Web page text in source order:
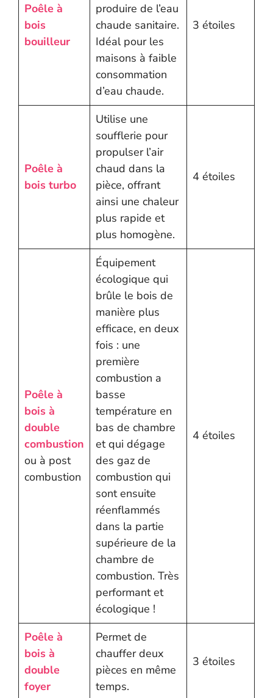
Poêle à
bois
bouilleur
produire de l’eau
chaude sanitaire.
Idéal pour les
maisons à faible
consommation
d’eau chaude.
3 étoiles
Poêle à
bois turbo
Utilise une
soufflerie pour
propulser l’air
chaud dans la
pièce, offrant
ainsi une chaleur
plus rapide et
plus homogène.
4 étoiles
Poêle à
bois à
double
combustion
ou à post
combustion
Équipement
écologique qui
brûle le bois de
manière plus
efficace, en deux
fois : une
première
combustion a
basse
température en
bas de chambre
et qui dégage
des gaz de
combustion qui
sont ensuite
réenflammés
dans la partie
supérieure de la
chambre de
combustion. Très
performant et
écologique !
4 étoiles
Poêle à
bois à
double
foyer
Permet de
chauffer deux
pièces en même
temps.
3 étoiles